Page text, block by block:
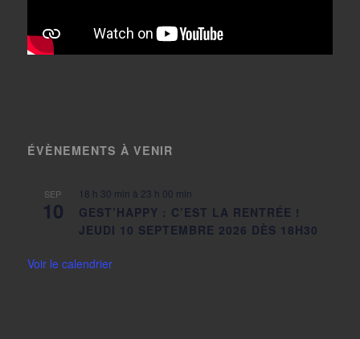
ÉVÈNEMENTS À VENIR
SEP
10
18 h 30 min à 23 h 00 min
GEST’HAPPY : C’EST LA RENTRÉE !
JEUDI 10 SEPTEMBRE 2026 DÈS 18H30
Voir le calendrier